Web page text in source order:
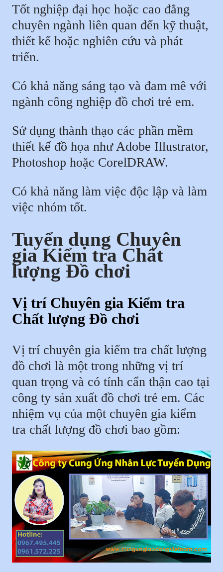
Tốt nghiệp đại học hoặc cao đẳng
chuyên ngành liên quan đến kỹ thuật,
thiết kế hoặc nghiên cứu và phát
triển.
Có khả năng sáng tạo và đam mê với
ngành công nghiệp đồ chơi trẻ em.
Sử dụng thành thạo các phần mềm
thiết kế đồ họa như Adobe Illustrator,
Photoshop hoặc CorelDRAW.
Có khả năng làm việc độc lập và làm
việc nhóm tốt.
Tuyển dụng Chuyên
gia Kiểm tra Chất
lượng Đồ chơi
Vị trí Chuyên gia Kiểm tra
Chất lượng Đồ chơi
Vị trí chuyên gia kiểm tra chất lượng
đồ chơi là một trong những vị trí
quan trọng và có tính cẩn thận cao tại
công ty sản xuất đồ chơi trẻ em. Các
nhiệm vụ của một chuyên gia kiểm
tra chất lượng đồ chơi bao gồm: